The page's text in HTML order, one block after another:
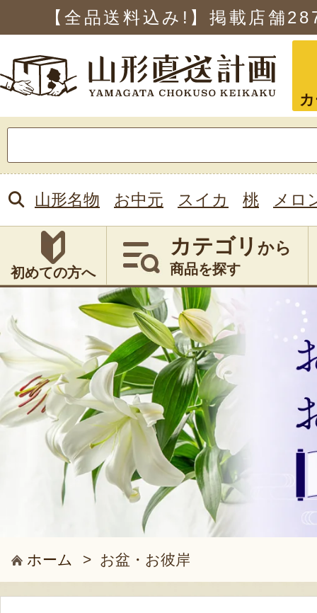
【全品送料込み!】掲載店舗
索:
山形名物 お中元 スイカ 桃 メロ
初めての方へ
カテゴリ から
商品を探す
ホーム > お盆・お彼岸